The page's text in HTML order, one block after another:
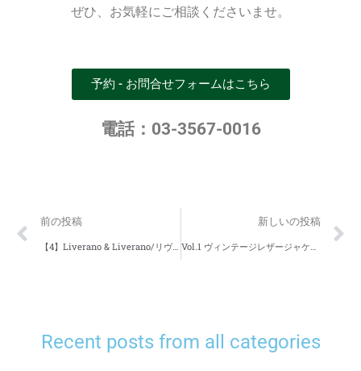
ぜひ、お気軽にご相談くださいませ。
予約 - お問合せフォームはこちら
電話：03-3567-0016
前の投稿
【4】Liverano & Liverano/リヴェラーノのお直し
新しいの投稿
Recent posts from all categories